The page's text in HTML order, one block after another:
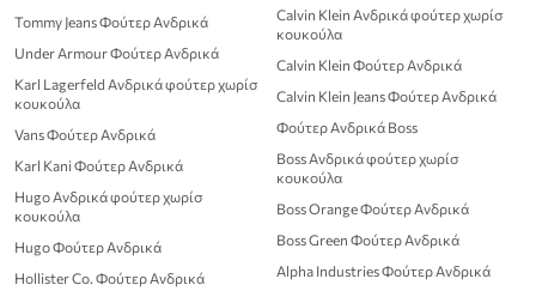
Tommy Jeans Φούτερ Ανδρικά
Under Armour Φούτερ Ανδρικά
Karl Lagerfeld Ανδρικά φούτερ χωρίσ
κουκούλα
Vans Φούτερ Ανδρικά
Karl Kani Φούτερ Ανδρικά
Hugo Ανδρικά φούτερ χωρίσ
κουκούλα
Hugo Φούτερ Ανδρικά
Hollister Co. Φούτερ Ανδρικά
Calvin Klein Ανδρικά φούτερ χωρίσ
κουκούλα
Calvin Klein Φούτερ Ανδρικά
Calvin Klein Jeans Φούτερ Ανδρικά
Φούτερ Ανδρικά Boss
Boss Ανδρικά φούτερ χωρίσ
κουκούλα
Boss Orange Φούτερ Ανδρικά
Boss Green Φούτερ Ανδρικά
Alpha Industries Φούτερ Ανδρικά